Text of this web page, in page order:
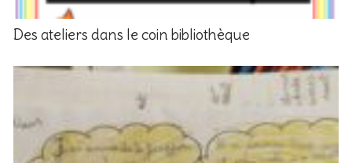
Des ateliers dans le coin bibliothèque